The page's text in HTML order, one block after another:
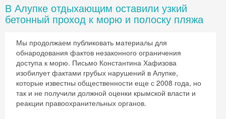
В Алупке отдыхающим оставили узкий
бетонный проход к морю и полоску пляжа
Мы продолжаем публиковать материалы для
обнародования фактов незаконного ограничения
доступа к морю. Письмо Константина Хафизова
изобилует фактами грубых нарушений в Алупке,
которые известны общественности еще с 2008 года, но
так и не получили должной оценки крымской власти и
реакции правоохранительных органов.